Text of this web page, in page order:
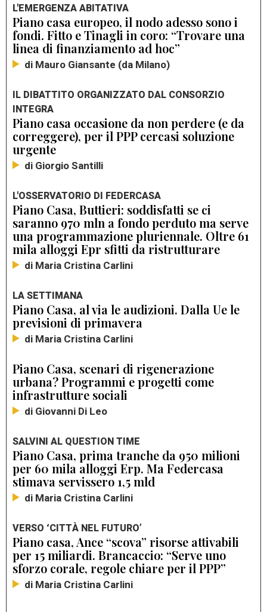
L'EMERGENZA ABITATIVA
Piano casa europeo, il nodo adesso sono i
fondi. Fitto e Tinagli in coro: “Trovare una
linea di finanziamento ad hoc”
di Mauro Giansante (da Milano)
IL DIBATTITO ORGANIZZATO DAL CONSORZIO
INTEGRA
Piano casa occasione da non perdere (e da
correggere), per il PPP cercasi soluzione
urgente
di Giorgio Santilli
L'OSSERVATORIO DI FEDERCASA
Piano Casa, Buttieri: soddisfatti se ci
saranno 970 mln a fondo perduto ma serve
una programmazione pluriennale. Oltre 61
mila alloggi Epr sfitti da ristrutturare
di Maria Cristina Carlini
LA SETTIMANA
Piano Casa, al via le audizioni. Dalla Ue le
previsioni di primavera
di Maria Cristina Carlini
Piano Casa, scenari di rigenerazione
urbana? Programmi e progetti come
infrastrutture sociali
di Giovanni Di Leo
SALVINI AL QUESTION TIME
Piano Casa, prima tranche da 950 milioni
per 60 mila alloggi Erp. Ma Federcasa
stimava servissero 1,5 mld
di Maria Cristina Carlini
VERSO ‘CITTÀ NEL FUTURO’
Piano casa, Ance “scova” risorse attivabili
per 15 miliardi. Brancaccio: “Serve uno
sforzo corale, regole chiare per il PPP”
di Maria Cristina Carlini